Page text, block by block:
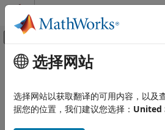
跳到内容
画布外导航菜单切换
文档主页
主要内容
选择网站
选择网站以获取翻译的可用内容，以及
据您的位置，我们建议您选择： United